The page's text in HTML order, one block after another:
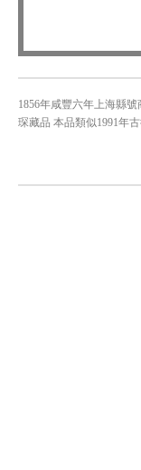
1856年咸豐六年上海縣
琛藏品 本品類似1991年